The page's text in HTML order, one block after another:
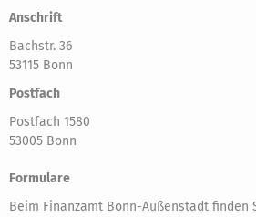
Anschrift
Bachstr. 36
53115 Bonn
Postfach
Postfach 1580
53005 Bonn
Formulare
Beim Finanzamt Bonn-Außenstadt finden